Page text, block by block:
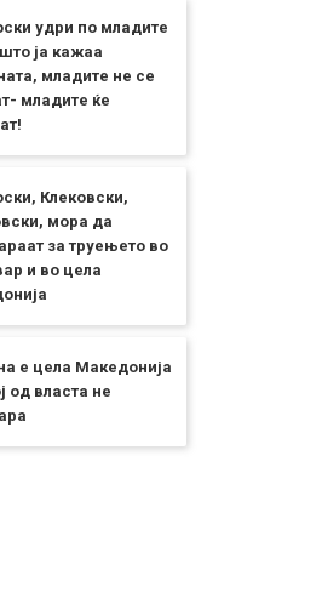
удри по младите
ја кажаа
младите не се
младите ќе
Клековски,
мора да
за труењето во
и во цела
е цела Македонија
од власта не